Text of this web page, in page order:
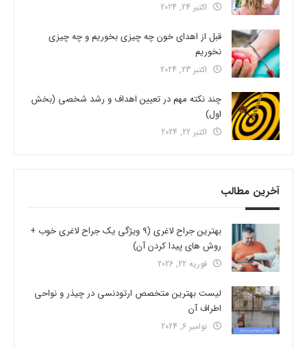
اکتبر 24, 2024
قبل از اهدای خون چه چیزی بخوریم و چه چیزی
نخوریم
اکتبر 23, 2024
چند نکته مهم در تعیین اهداف و رشد شخصی (بخش
اول)
اکتبر 22, 2024
آخرین مطالب
بهترین جراح لاغری (9 ویژگی یک جراح لاغری خوب +
روش های پیدا کردن آن)
فوریه 22, 2026
لیست بهترین متخصص ارتودنسی در چیذر و نواحی
اطراف آن
نوامبر 6, 2024